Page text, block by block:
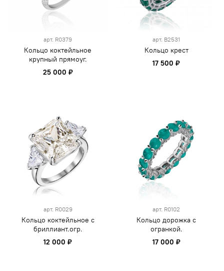
арт. R0379
Кольцо коктейльное
крупный прямоуг.
25 000 ₽
арт. B2531
Кольцо крест
17 500 ₽
арт. R0029
Кольцо коктейльное с
бриллиант.огр.
12 000 ₽
арт. R0102
Кольцо дорожка с
огранкой.
17 000 ₽